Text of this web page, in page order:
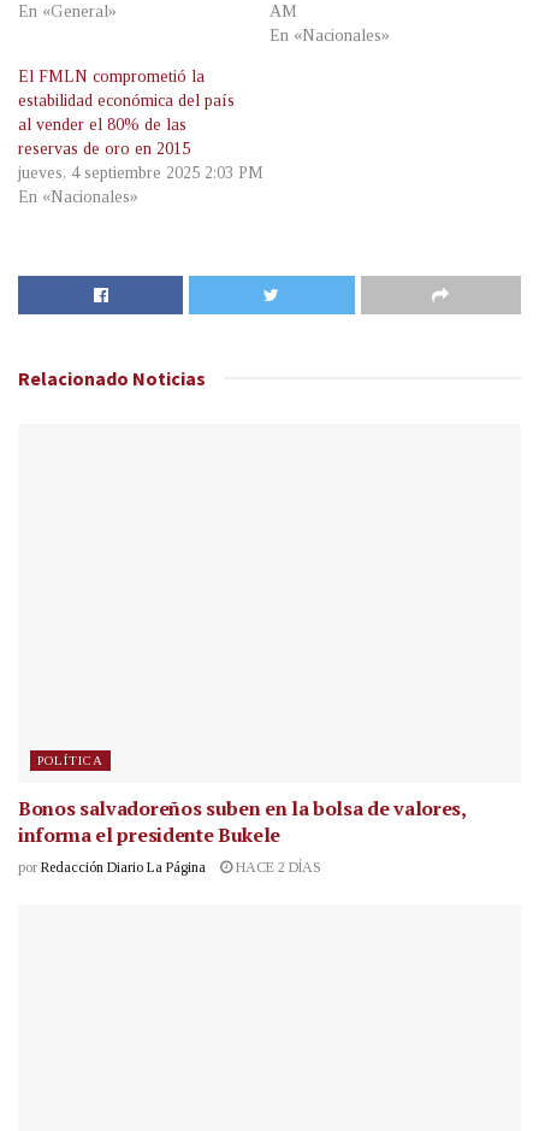
En «General»
AM
En «Nacionales»
El FMLN comprometió la
estabilidad económica del país
al vender el 80% de las
reservas de oro en 2015
jueves, 4 septiembre 2025 2:03 PM
En «Nacionales»
Relacionado Noticias
POLÍTICA
Bonos salvadoreños suben en la bolsa de valores,
informa el presidente Bukele
por Redacción Diario La Página HACE 2 DÍAS